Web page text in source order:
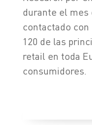
durante el mes
contactado
120 de las
retail en toda
consumidores.